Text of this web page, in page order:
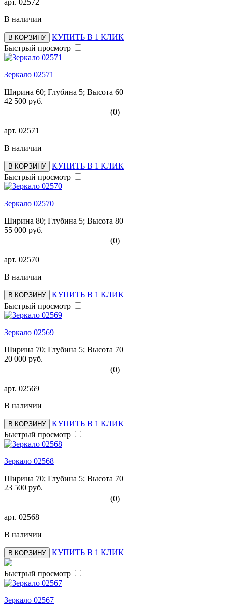
В наличии
В КОРЗИНУ
КУПИТЬ В 1 КЛИК
Быстрый просмотр
Зеркало 02571
Ширина 60; Глубина 5; Высота 60
42 500 руб.
(0)
арт. 02571
В наличии
В КОРЗИНУ
КУПИТЬ В 1 КЛИК
Быстрый просмотр
Зеркало 02570
Ширина 80; Глубина 5; Высота 80
55 000 руб.
(0)
арт. 02570
В наличии
В КОРЗИНУ
КУПИТЬ В 1 КЛИК
Быстрый просмотр
Зеркало 02569
Ширина 70; Глубина 5; Высота 70
20 000 руб.
(0)
арт. 02569
В наличии
В КОРЗИНУ
КУПИТЬ В 1 КЛИК
Быстрый просмотр
Зеркало 02568
Ширина 70; Глубина 5; Высота 70
23 500 руб.
(0)
арт. 02568
В наличии
В КОРЗИНУ КУПИТЬ В 1 КЛИК
Быстрый просмотр
Зеркало 02567